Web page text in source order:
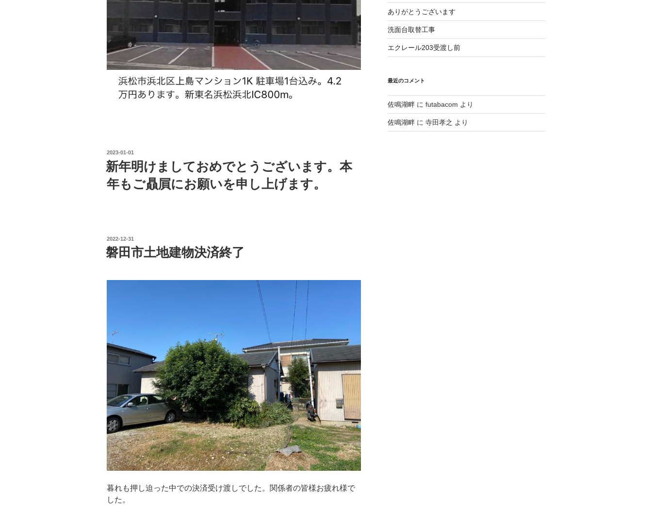
投
稿
日:
2023-01-01
新年明けましておめでとうございます。本
年もご贔屓にお願いを申し上げます。
投
稿
日:
2022-12-31
磐田市土地建物決済終了
暮れも押し迫った中での決済受け渡しでした。関係者の皆様お疲れ様で
した。
ありがとうございます
洗面台取替工事
エクレール203受渡し前
最近のコメント
佐鳴湖畔に futabacom より
佐鳴湖畔に 寺田孝之 より